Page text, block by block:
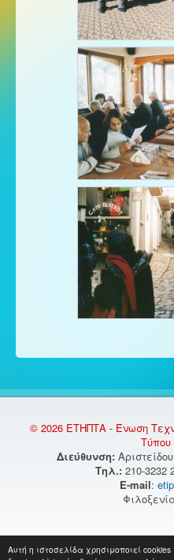
Αυτή η ιστοσελίδα χρησιμοποιεί
© 2026 ΕΤΗΠΤΑ - Ένωση
Διεύθυνση:
Τηλ.: 210-3232
E-mail: